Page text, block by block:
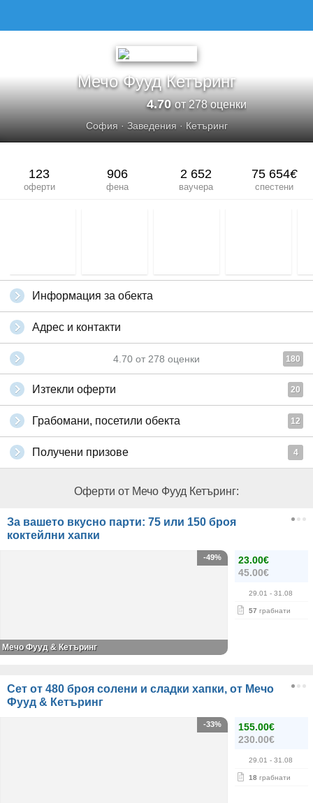
Мечо Фууд Кетъринг
4.70от 278 оценки
София· Заведения· Кетъринг
123
оферти
906
фена
2 652
ваучера
75 654€
спестени
Информация за обекта
Адрес и контакти
4.70 от 278 оценки 180
Изтекли оферти 20
Грабомани, посетили обекта 12
Получени призове 4
Оферти от Мечо Фууд Кетъринг:
За вашето вкусно парти: 75 или 150 броя
коктейлни хапки
23.00€
45.00€
29.01 - 31.08
57 грабнати
-49%
Мечо Фууд & Кетъринг
Сет от 480 броя солени и сладки хапки, от Мечо
Фууд & Кетъринг
155.00€
230.00€
29.01 - 31.08
18 грабнати
-33%